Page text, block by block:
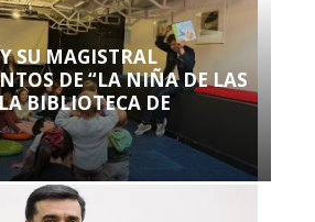
SU MAGISTRAL
DE “LA NIÑA DE LAS
BIBLIOTECA DE